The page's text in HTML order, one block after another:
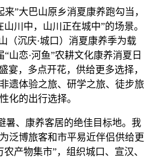
”大巴山原乡消夏康养跑勾当，
川中，山川正在城中”的场景。
（沉庆·城口）消夏康养季为载
山恋·河鱼”农耕文化康养消夏日
宴，多点开花，供给更多选择，
遗体验之旅、研学之旅、徒步旅
化的出行选择。
、康养客居的绝佳目标地。我
泛博旅客和市平易近伴侣供给更
产物集市”，组织城口、宣汉、